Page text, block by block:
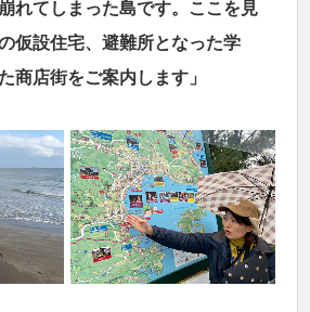
れてしまった島です。ここを見
仮設住宅、避難所となった学
商店街をご案内します」